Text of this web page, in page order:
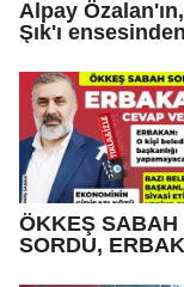
Alpay
Şık'ı
ÖKKEŞ SABAH
SORDU,